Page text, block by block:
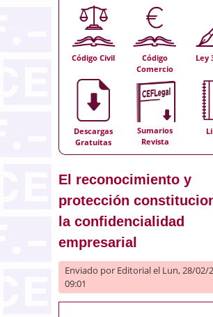
Código Civil
Código
Comercio
Ley
Descargas
Gratuitas
Sumarios
Revista
El reconocimiento y
protección
la confidencialidad
empresarial
Enviado por Editorialel Lun, 28/02/
09:01